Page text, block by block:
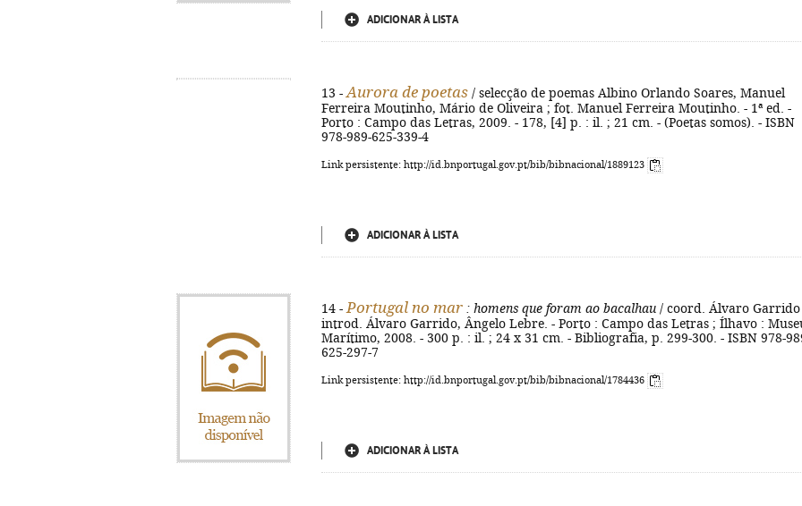
ADICIONAR À LISTA
13 - Aurora de poetas / selecção de poemas Albino Orlando Soares, Manuel
Ferreira Moutinho, Mário de Oliveira ; fot. Manuel Ferreira Moutinho. - 1ª ed. -
Porto : Campo das Letras, 2009. - 178, [4] p. : il. ; 21 cm. - (Poetas somos). - ISBN
978-989-625-339-4
Link persistente: http://id.bnportugal.gov.pt/bib/bibnacional/1889123
ADICIONAR À LISTA
14 - Portugal no mar : homens que foram ao bacalhau / coord. Álvaro Garrido
introd. Álvaro Garrido, Ângelo Lebre. - Porto : Campo das Letras ; Ílhavo :
Marítimo, 2008. - 300 p. : il. ; 24 x 31 cm. - Bibliografia, p. 299-300. - ISBN 978-
625-297-7
Link persistente: http://id.bnportugal.gov.pt/bib/bibnacional/1784436
ADICIONAR À LISTA